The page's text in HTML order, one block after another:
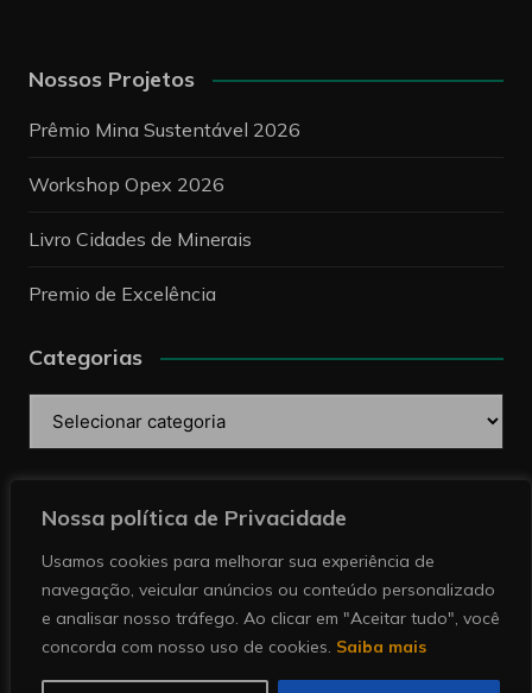
Nossa política de Privacidade
Usamos cookies para melhorar sua experiência de
navegação, veicular anúncios ou conteúdo personalizado
e analisar nosso tráfego. Ao clicar em "Aceitar tudo", você
concorda com nosso uso de cookies. Saiba mais
Nossos Projetos
Prêmio Mina Sustentável 2026
Workshop Opex 2026
Livro Cidades de Minerais
Premio de Excelência
Categorias